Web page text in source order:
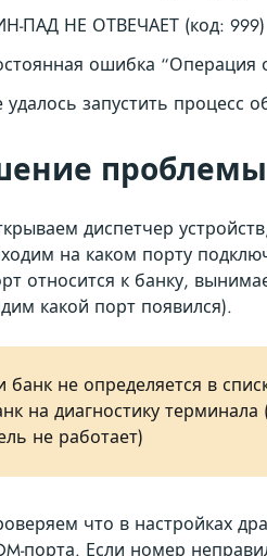
ПАД НЕ ОТВЕЧАЕТ (код: 999)
ошибка “Операция
удалось запустить процесс
проблемы
диспетчер
на каком порту
относится к банку,
какой порт появился).
банк не определяется в
на диагностику терминала
не работает)
что в настройках
порта. Если номер